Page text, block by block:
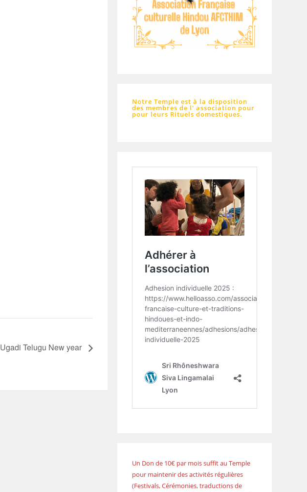
Ugadi Telugu New year
Notre Temple est à la disposition
des membres de l' association pour
pour leurs Rituels domestiques.
Un Don de 10€ par mois suffit au Temple
pour maintenir des activités régulières
(Festivals, Cérémonies, traductions de